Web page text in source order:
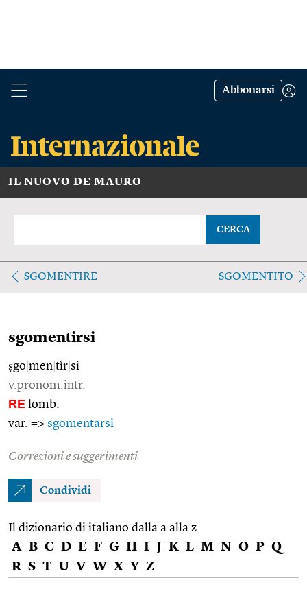
Abbonarsi
IL NUOVO DE MAURO
CERCA
SGOMENTIRE SGOMENTITO
sgomentirsi
ṣgo men tìr si
v.pronom.intr.
RE lomb.
var. => sgomentarsi
Correzioni e suggerimenti
Condividi
Il dizionario di italiano dalla a alla z
A B C D E F G H I J K L M N O P Q
R S T U V W X Y Z